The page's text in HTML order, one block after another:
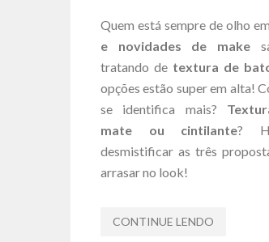
Quem está sempre de olho em
e novidades de make
tratando de textura de
opções estão super em alta!
se identifica mais?
mate ou cintilante?
desmistificar as três
arrasar no look!
CONTINUE LENDO